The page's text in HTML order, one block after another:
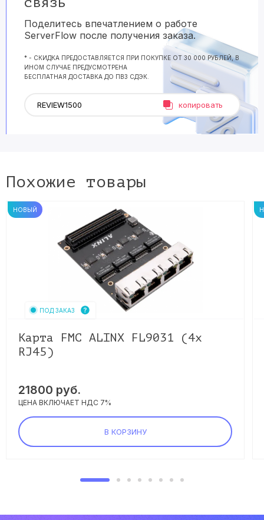
Поделитесь впечатлением о работе
ServerFlow после получения заказа.
* - СКИДКА ПРЕДОСТАВЛЯЕТСЯ ПРИ ПОКУПКЕ ОТ 30 000 РУБЛЕЙ, В
ИНОМ СЛУЧАЕ ПРЕДУСМОТРЕНА
БЕСПЛАТНАЯ ДОСТАВКА ДО ПВЗ СДЭК.
копировать
Похожие товары
НОВЫЙ
ПОД ЗАКАЗ
Карта FMC ALINX FL9031 (4x
RJ45)
21800 руб.
ЦЕНА ВКЛЮЧАЕТ НДС 7%
В КОРЗИНУ